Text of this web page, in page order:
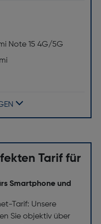
Note 15 4G/5G
aus): Nein
Tarif für
Smartphone und
Tarif: Unsere
Sie objektiv über